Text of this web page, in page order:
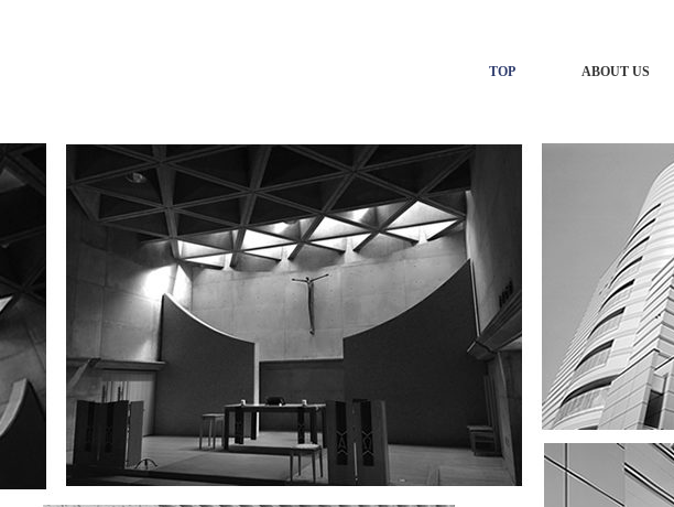
TOP ABOUT US